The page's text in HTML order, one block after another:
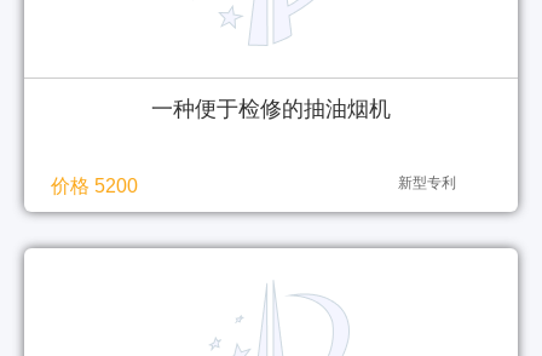
一种便于检修的抽油烟机
价格 5200 新型专利